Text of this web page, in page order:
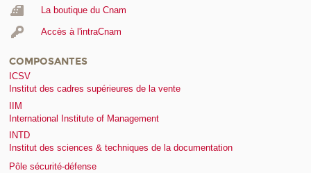
La boutique du Cnam
Accès à l'intraCnam
COMPOSANTES
ICSV
Institut des cadres supérieures de la vente
IIM
International Institute of Management
INTD
Institut des sciences & techniques de la documentation
Pôle sécurité-défense